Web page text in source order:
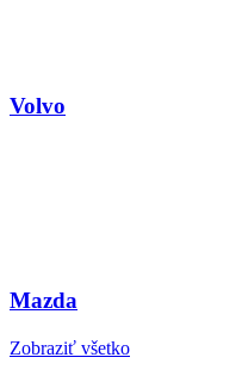
Volvo
Mazda
Zobraziť všetko